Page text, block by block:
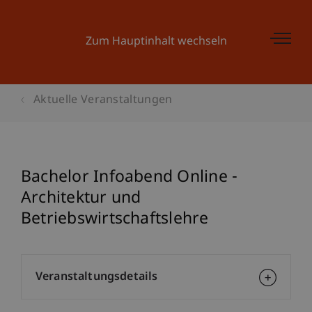
Zum Hauptinhalt wechseln
Aktuelle Veranstaltungen
Bachelor Infoabend Online -
Architektur und
Betriebswirtschaftslehre
Veranstaltungsdetails